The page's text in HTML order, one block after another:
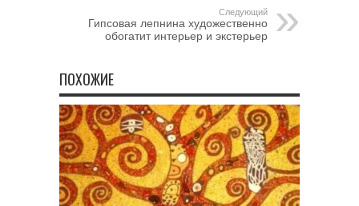
Следующий
Гипсовая лепнина художественно
обогатит интерьер и экстерьер
ПОХОЖИЕ